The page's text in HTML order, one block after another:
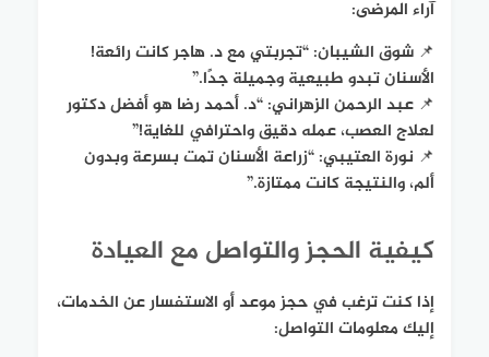
آراء المرضى:
📌 شوق الشيبان: “تجربتي مع د. هاجر كانت رائعة!
الأسنان تبدو طبيعية وجميلة جدًا.”
📌 عبد الرحمن الزهراني: “د. أحمد رضا هو أفضل دكتور
لعلاج العصب، عمله دقيق واحترافي للغاية!”
📌 نورة العتيبي: “زراعة الأسنان تمت بسرعة وبدون
ألم، والنتيجة كانت ممتازة.”
كيفية الحجز والتواصل مع العيادة
إذا كنت ترغب في حجز موعد أو الاستفسار عن الخدمات،
إليك معلومات التواصل: